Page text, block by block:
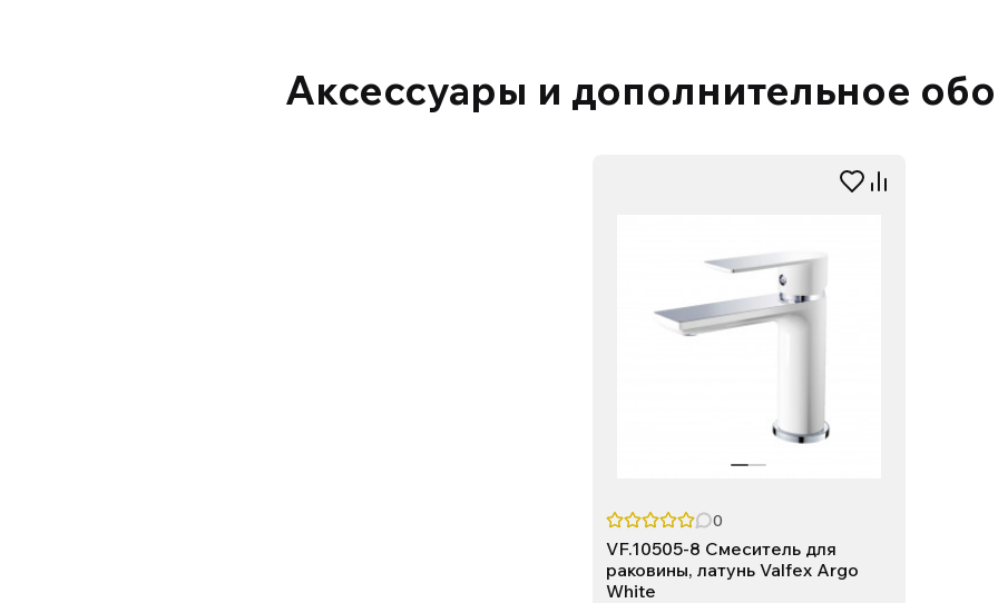
Аксессуары и дополнительное
0
VF.10505-8 Смеситель для
раковины, латунь Valfex Argo
White